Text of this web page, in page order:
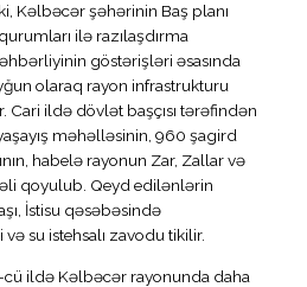
Kəlbəcər şəhərinin Baş planı
ilə razılaşdırma
göstərişləri əsasında
olaraq rayon infrastrukturu
ildə dövlət başçısı tərəfindən
məhəlləsinin, 960 şagird
habelə rayonun Zar, Zallar və
qoyulub. Qeyd edilənlərin
İstisu qəsəbəsində
su istehsalı zavodu tikilir.
ildə Kəlbəcər rayonunda daha